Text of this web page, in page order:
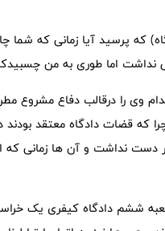
که پرسید آیا زمانی که شما
نداشت اما طوری به من
وی را درقالب دفاع مشروع
که قضات دادگاه معتقد
دست نداشت و آن ها زمانی که
ششم دادگاه کیفری یک